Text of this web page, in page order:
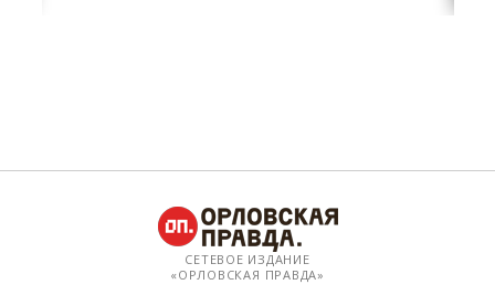
СЕТЕВОЕ ИЗДАНИЕ
«ОРЛОВСКАЯ ПРАВДА»